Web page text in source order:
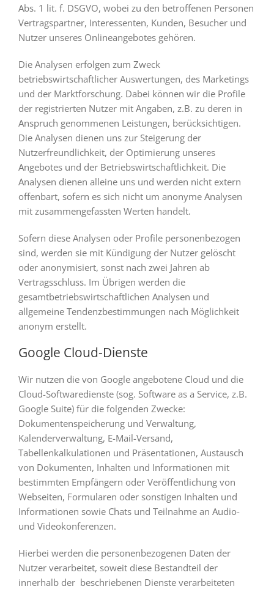
Abs. 1 lit. f. DSGVO, wobei zu den betroffenen Personen
Vertragspartner, Interessenten, Kunden, Besucher und
Nutzer unseres Onlineangebotes gehören.
Die Analysen erfolgen zum Zweck
betriebswirtschaftlicher Auswertungen, des Marketings
und der Marktforschung. Dabei können wir die Profile
der registrierten Nutzer mit Angaben, z.B. zu deren in
Anspruch genommenen Leistungen, berücksichtigen.
Die Analysen dienen uns zur Steigerung der
Nutzerfreundlichkeit, der Optimierung unseres
Angebotes und der Betriebswirtschaftlichkeit. Die
Analysen dienen alleine uns und werden nicht extern
offenbart, sofern es sich nicht um anonyme Analysen
mit zusammengefassten Werten handelt.
Sofern diese Analysen oder Profile personenbezogen
sind, werden sie mit Kündigung der Nutzer gelöscht
oder anonymisiert, sonst nach zwei Jahren ab
Vertragsschluss. Im Übrigen werden die
gesamtbetriebswirtschaftlichen Analysen und
allgemeine Tendenzbestimmungen nach Möglichkeit
anonym erstellt.
Google Cloud-Dienste
Wir nutzen die von Google angebotene Cloud und die
Cloud-Softwaredienste (sog. Software as a Service, z.B.
Google Suite) für die folgenden Zwecke:
Dokumentenspeicherung und Verwaltung,
Kalenderverwaltung, E-Mail-Versand,
Tabellenkalkulationen und Präsentationen, Austausch
von Dokumenten, Inhalten und Informationen mit
bestimmten Empfängern oder Veröffentlichung von
Webseiten, Formularen oder sonstigen Inhalten und
Informationen sowie Chats und Teilnahme an Audio-
und Videokonferenzen.
Hierbei werden die personenbezogenen Daten der
Nutzer verarbeitet, soweit diese Bestandteil der
innerhalb der beschriebenen Dienste verarbeiteten